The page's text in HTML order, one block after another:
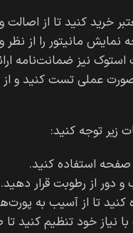
خرید کنید تا از
نمایش مانیتور را از
نیز ضمانت‌نامه
صورت عملی تست کنید
زیر توجه کنید:
استفاده کنید.
دور از رطوبت قرار دهید.
کنید تا از آسیب به
نیاز خود تنظیم کنید